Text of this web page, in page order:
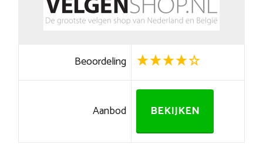
Beoordeling
Aanbod BEKIJKEN